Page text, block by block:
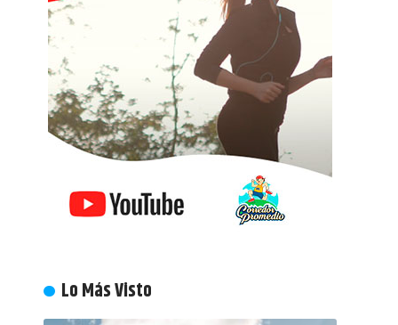
Lo Más Visto